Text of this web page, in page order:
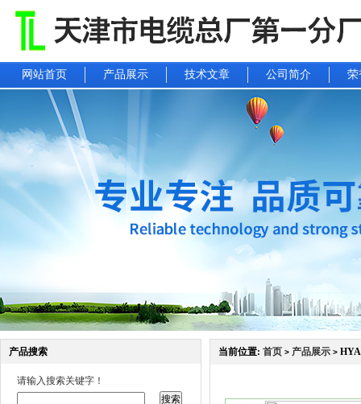
网站首页 产品展示 技术文章 公司简介 荣
产品搜索
请输入搜索关键字！
当前位置: 首页 > 产品展示 >